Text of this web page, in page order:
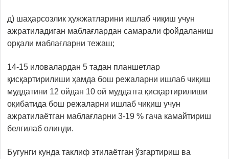
д) шаҳарсозлик ҳужжатларини ишлаб чиқиш учун
ажратиладиган маблағлардан самарали фойдаланиш
орқали маблағларни тежаш;
14-15 иловалардан 5 тадан планшетлар
қисқартирилиши ҳамда бош режаларни ишлаб чиқиш
муддатини 12 ойдан 10 ой муддатга қисқартирилиши
оқибатида бош режаларни ишлаб чиқиш учун
ажратилаётган маблағларни 3-19 % гача камайтириш
белгилаб олинди.
Бугунги кунда таклиф этилаётган ўзгартириш ва